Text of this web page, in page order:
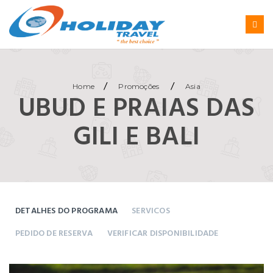
Home / Promoções / Asia
UBUD E PRAIAS DAS
GILI E BALI
DETALHES DO PROGRAMA
SERVICOS
PEDIDO DE RESERVA
VERIFICAR DISPONIBILIDADE